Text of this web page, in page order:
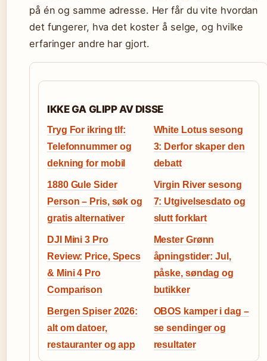
på én og samme adresse. Her får du vite hvordan
det fungerer, hva det koster å selge, og hvilke
erfaringer andre har gjort.
IKKE GA GLIPP AV DISSE
Tryg For ikring tlf:
Telefonnummer og
dekning for mobil
White Lotus sesong
3: Derfor skaper den
debatt
1880 Gule Sider
Person – Pris, søk og
gratis alternativer
Virgin River sesong
7: Utgivelsesdato og
slutt forklart
DJI Mini 3 Pro
Review: Price, Specs
& Mini 4 Pro
Comparison
Mester Grønn
åpningstider: Jul,
påske, søndag og
butikker
Bergen Spiser 2026:
alt om datoer,
restauranter og app
OBOS kamper i dag –
se sendinger og
resultater